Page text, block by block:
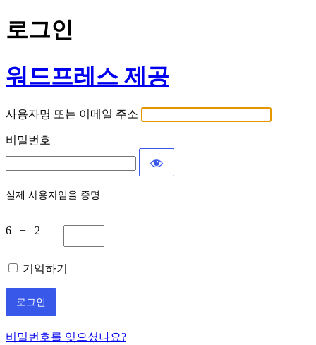
로그인
워드프레스 제공
사용자명 또는 이메일 주소
비밀번호
실제 사용자임을 증명
6 + 2 =
기억하기
비밀번호를 잊으셨나요?